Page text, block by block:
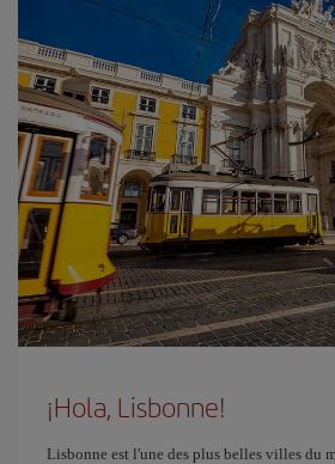
¡Hola, Lisbonne!
Lisbonne est l'une des plus belles villes du